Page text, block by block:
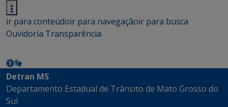
ir para conteúdoir para navegaçãoir para busca
Ouvidoria Transparência
Detran MS
Departamento Estadual de Trânsito de Mato Grosso do
Sul